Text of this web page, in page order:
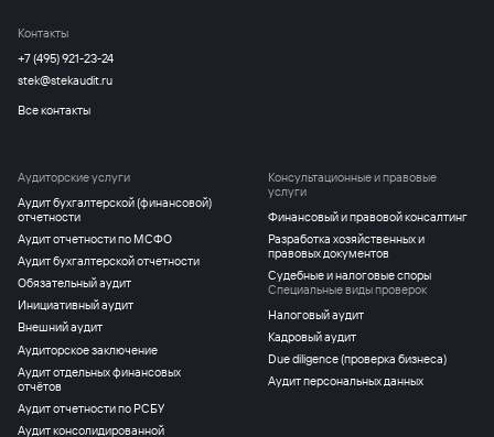
Контакты
+7 (495) 921-23-24
stek@stekaudit.ru
Все контакты
Аудиторские услуги
Аудит бухгалтерской (финансовой)
отчетности
Аудит отчетности по МСФО
Аудит бухгалтерской отчетности
Обязательный аудит
Инициативный аудит
Внешний аудит
Аудиторское заключение
Аудит отдельных финансовых
отчётов
Аудит отчетности по РСБУ
Аудит консолидированной
Консультационные и правовые
услуги
Финансовый и правовой консалтинг
Разработка хозяйственных и
правовых документов
Судебные и налоговые споры
Специальные виды проверок
Налоговый аудит
Кадровый аудит
Due diligence (проверка бизнеса)
Аудит персональных данных